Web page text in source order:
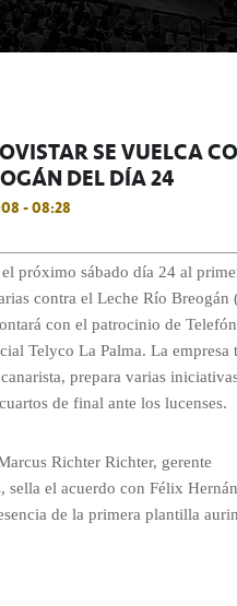
SE VUELCA
DEL DÍA 24
- 08:28
próximo sábado día 24 al
contra el Leche Río Breogán
con el patrocinio de
Telyco La Palma. La empresa
prepara varias
de final ante los lucenses.
Richter Richter, gerente
sella el acuerdo con Félix
de la primera plantilla